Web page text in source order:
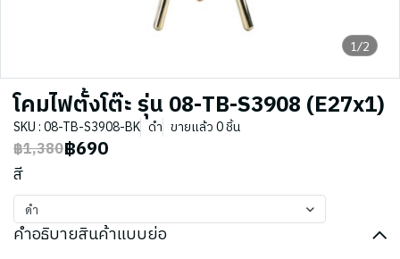
1/2
โคมไฟตั้งโต๊ะ รุ่น 08-TB-S3908 (E27x1)
SKU : 08-TB-S3908-BK ดำ ขายแล้ว 0 ชิ้น
฿1,380฿690
สี
ดำ
คำอธิบายสินค้าแบบย่อ